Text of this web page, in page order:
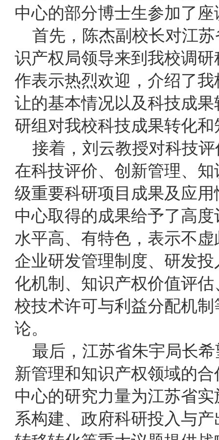
中心的部分博士生参加了座
首先，陈杰副校长对江苏
识产权局领导来到我校调
作表示热烈欢迎，介绍了
让的基本情况以及科技成
研组对我校科技成果转化
接着，刘云教授对科技评
在科技评价、创新管理、
级重要科研项目成果及应
中心取得的成果给予了高
水平高、有特色，表示不
企业研发管理制度、研发
化机制、知识产权价值评
校技术许可与利益分配机
论。
最后，江苏省朱宇局长希
新管理和知识产权领域的
中心的研究力量为江苏省
系构建、政府科研投入与